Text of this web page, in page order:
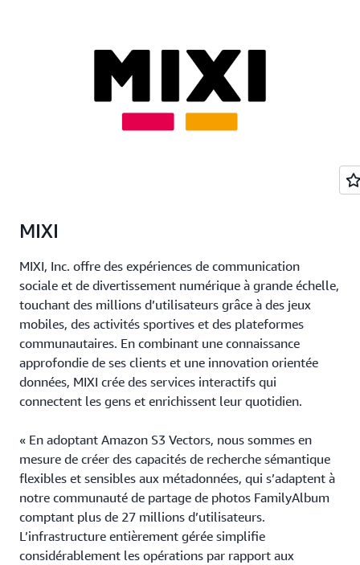
MIXI
MIXI, Inc. offre des expériences de communication
sociale et de divertissement numérique à grande échelle,
touchant des millions d’utilisateurs grâce à des jeux
mobiles, des activités sportives et des plateformes
communautaires. En combinant une connaissance
approfondie de ses clients et une innovation orientée
données, MIXI crée des services interactifs qui
connectent les gens et enrichissent leur quotidien.
« En adoptant Amazon S3 Vectors, nous sommes en
mesure de créer des capacités de recherche sémantique
flexibles et sensibles aux métadonnées, qui s’adaptent à
notre communauté de partage de photos FamilyAlbum
comptant plus de 27 millions d’utilisateurs.
L’infrastructure entièrement gérée simplifie
considérablement les opérations par rapport aux